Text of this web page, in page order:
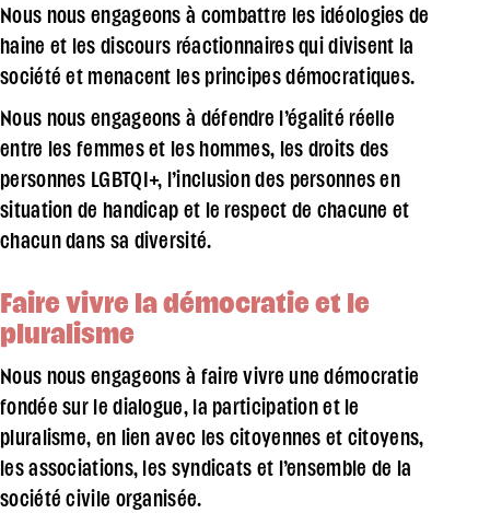
Nous nous engageons à combattre les idéologies de
haine et les discours réactionnaires qui divisent la
société et menacent les principes démocratiques.
Nous nous engageons à défendre l’égalité réelle
entre les femmes et les hommes, les droits des
personnes LGBTQI+, l’inclusion des personnes en
situation de handicap et le respect de chacune et
chacun dans sa diversité.
Faire vivre la démocratie et le
pluralisme
Nous nous engageons à faire vivre une démocratie
fondée sur le dialogue, la participation et le
pluralisme, en lien avec les citoyennes et citoyens,
les associations, les syndicats et l’ensemble de la
société civile organisée.